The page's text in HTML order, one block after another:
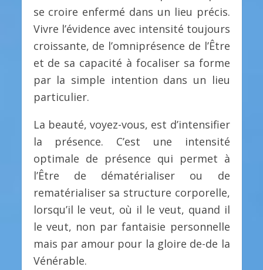
se croire enfermé dans un lieu précis.
Vivre l’évidence avec intensité toujours
croissante, de l’omniprésence de l’Être
et de sa capacité à focaliser sa forme
par la simple intention dans un lieu
particulier.
La beauté, voyez-vous, est d’intensifier
la présence. C’est une intensité
optimale de présence qui permet à
l’Être de dématérialiser ou de
rematérialiser sa structure corporelle,
lorsqu’il le veut, où il le veut, quand il
le veut, non par fantaisie personnelle
mais par amour pour la gloire de-de la
Vénérable.